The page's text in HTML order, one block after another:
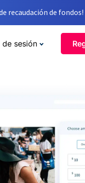
recaudación de fondos!
de sesión